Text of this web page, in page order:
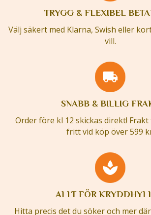
TRYGG & FLEXIBEL
Välj säkert med Klarna, Swish eller
vill.
SNABB & BILLIG
Order före kl 12 skickas direkt!
fritt vid köp över 599
ALLT FÖR
Hitta precis det du söker och mer